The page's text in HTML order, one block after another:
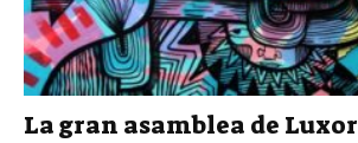
La gran asamblea de Luxor